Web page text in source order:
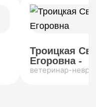
Троицкая
Егоровна -
ветеринар-